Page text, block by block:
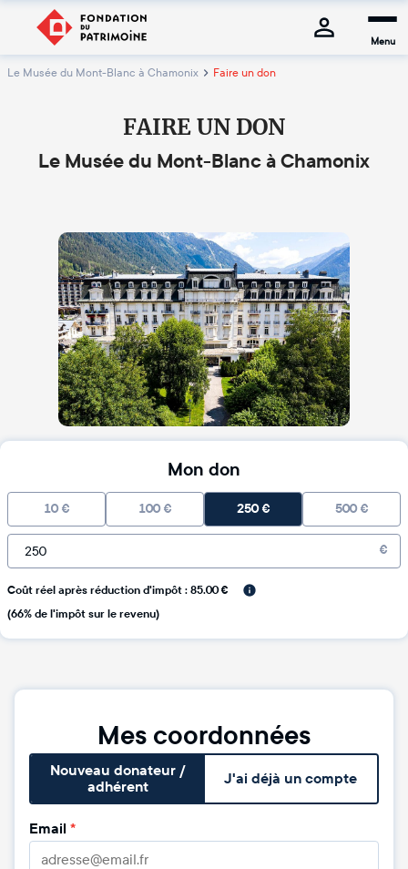
Menu
Le Musée du Mont-Blanc à Chamonix Faire un don
FAIRE UN DON
Le Musée du Mont-Blanc à Chamonix
Mon don
10 € 100 € 250€ 500 €
€
Coût réel après réduction d'impôt : 85.00 €
(66% de l'impôt sur le revenu)
Mes coordonnées
Nouveau donateur /
adhérent
J'ai déjà un compte
Email *